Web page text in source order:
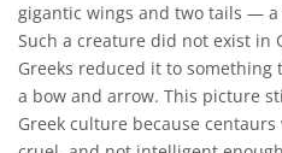
gigantic wings and two tails —
Such a creature did not exist in
Greeks reduced it to
a bow and arrow. This picture
Greek culture because